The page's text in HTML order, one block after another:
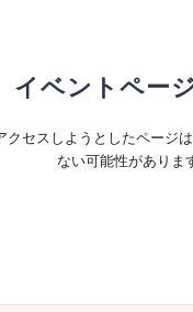
イベントペー
クセスしようとしたページ
ない可能性がありま